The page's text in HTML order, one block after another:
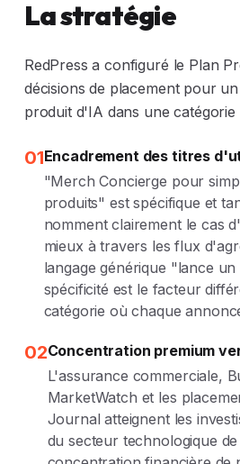
La stratégie
RedPress a configuré le Plan
décisions de placement pour
produit d'IA dans une catégorie
01Encadrement des titres
"Merch Concierge pour
produits" est spécifique et
nomment clairement le cas
mieux à travers les flux
langage générique "lance
spécificité est le facteur
catégorie où chaque
02Concentration premium
L'assurance commerciale,
MarketWatch et les
Journal atteignent les
du secteur technologique de